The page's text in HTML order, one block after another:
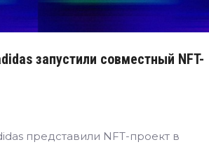
запустили совместный NFT-
представили NFT-проект в